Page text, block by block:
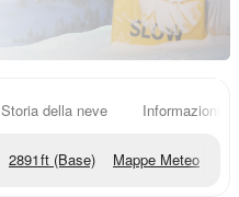
Storia della neve Informazioni
2891ft (Base) Mappe Meteo